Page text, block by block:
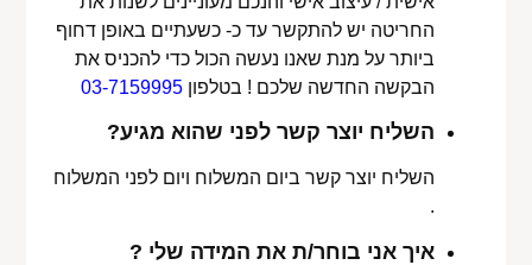
החריטה יש להתקשר עד כ- כשעתיים באופן דחוף
ביותר על מנת שאנו נעשה הכול כדי להכניס את
הבקשה החדשה שלכם ! בטלפון03-7159995
השליח יוצר קשר לפני שהוא מגיע?
השליח יוצר קשר ביום המשלוח ויום לפני המשלוח
.
איך אני בוחר/ת את המידה שלי ?